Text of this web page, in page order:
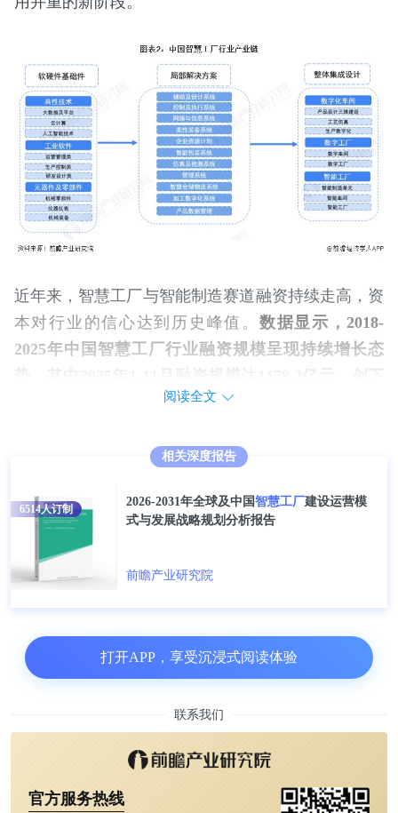
近年来，智慧工厂与智能制造赛道融资持续走高，资
本对行业的信心达到历史峰值。 数据显示，2018-
2025年中国智慧工厂行业融资规模呈现持续增长态
资金流向工业机器人、工业软件、智能装
造长期价值的坚定信心。
根据前瞻产业研究院报告《
全球及中国智慧工厂建设
阅读全文
相关深度报告
2026-2031年全球及中国智慧工厂建设运营模
式与发展战略规划分析报告
前瞻产业研究院
6514人订制
打开APP，享受沉浸式阅读体验
联系我们
官方服务热线